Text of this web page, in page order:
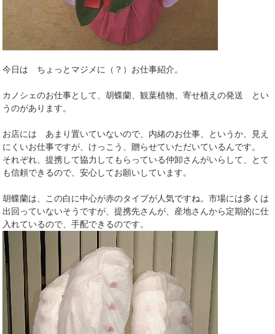
今日は ちょっとマジメに（？）お仕事紹介。
カノシェのお仕事として、胡蝶蘭、観葉植物、寄せ植えの発送 とい
うのがあります。
お店には あまり置いていないので、内緒のお仕事、というか、見え
にくいお仕事ですが、けっこう、贈らせていただいているんです。
それぞれ、提携して協力してもらっている仲卸さんがいらして、とて
も信頼できるので、安心してお願いしています。
胡蝶蘭は、この白に中心が赤のタイプが人気ですね。市場には多くは
出回っていないそうですが、提携先さんが、産地さんから定期的に仕
入れているので、手配できるのです。